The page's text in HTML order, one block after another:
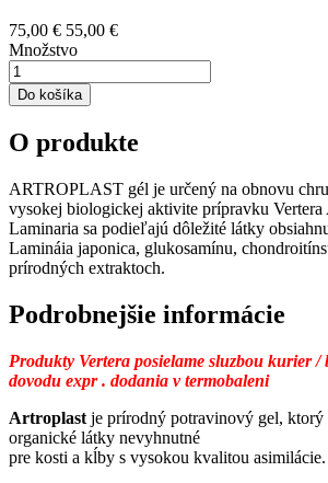
75,00 € 55,00 €
Množstvo
Do košíka
O produkte
ARTROPLAST gél je určený na obnovu
vysokej biologickej aktivite prípravku
Laminaria sa podieľajú dôležité látky
Lamináia japonica, glukosamínu,
prírodných extraktoch.
Podrobnejšie informácie
Produkty Vertera posielame sluzbou kurier /
dovodu expr . dodania v termobaleni
Artroplast je prírodný potravinový gel, ktorý
organické látky nevyhnutné
pre kosti a kĺby s vysokou kvalitou asimilácie.